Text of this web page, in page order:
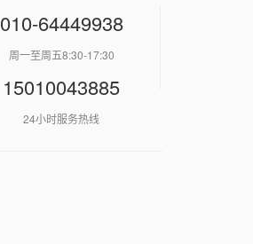
010-64449938
周一至周五8:30-17:30
15010043885
24小时服务热线